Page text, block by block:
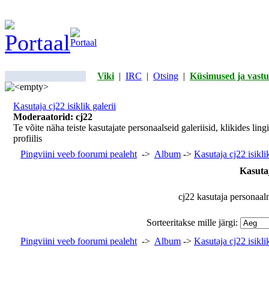
Viki | IRC | Otsing | Küsimused ja
Kasutaja cj22 isiklik galerii
Moderaatorid: cj22
Te võite näha teiste kasutajate personaalseid galeriisid, klikides
profiilis
Pingviini veeb foorumi pealeht -> Album -> Kasutaja cj22
cj22 kasutaja
Sorteeritakse mille järgi:
Pingviini veeb foorumi pealeht -> Album -> Kasutaja cj22